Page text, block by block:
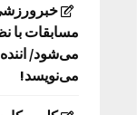
مسابقات با
می‌شود/
می‌نویسد!